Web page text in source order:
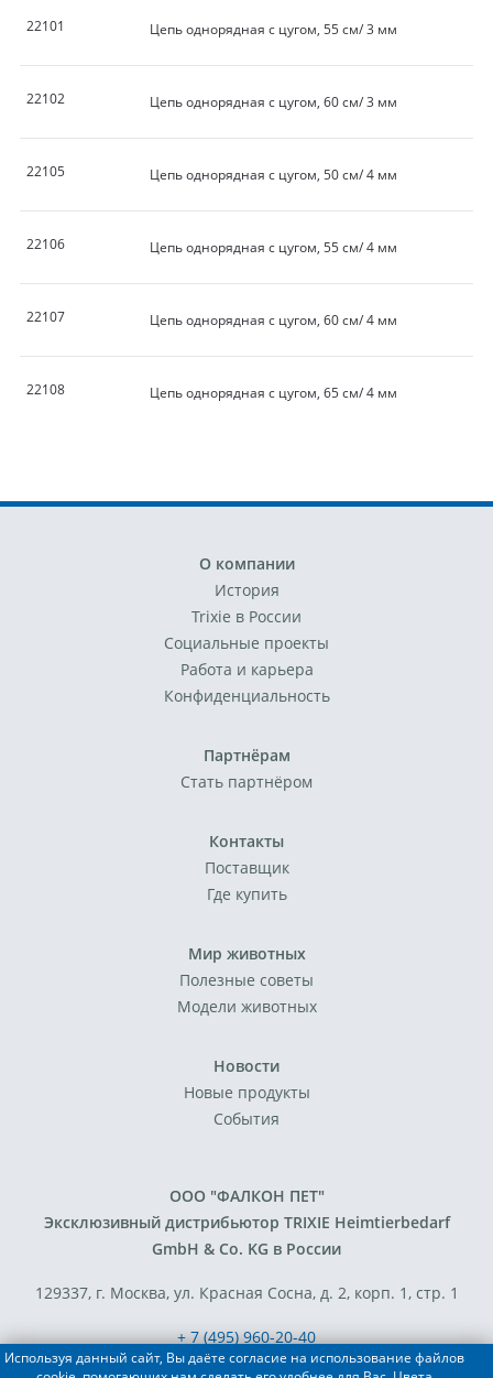
22101 Цепь однорядная с цугом, 55 см/ 3 мм
22102 Цепь однорядная с цугом, 60 см/ 3 мм
22105 Цепь однорядная с цугом, 50 см/ 4 мм
22106 Цепь однорядная с цугом, 55 см/ 4 мм
22107 Цепь однорядная с цугом, 60 см/ 4 мм
22108 Цепь однорядная с цугом, 65 см/ 4 мм
О компании
История
Trixie в России
Социальные проекты
Работа и карьера
Конфиденциальность
Партнёрам
Стать партнёром
Контакты
Поставщик
Где купить
Мир животных
Полезные советы
Модели животных
Новости
Новые продукты
События
ООО "ФАЛКОН ПЕТ"
Эксклюзивный дистрибьютор TRIXIE Heimtierbedarf
GmbH & Co. KG в России
129337, г. Москва, ул. Красная Сосна, д. 2, корп. 1, стр. 1
+ 7 (495) 960-20-40
+ 7 (495) 122-25-18
Используя данный сайт, Вы даёте согласие на использование файлов